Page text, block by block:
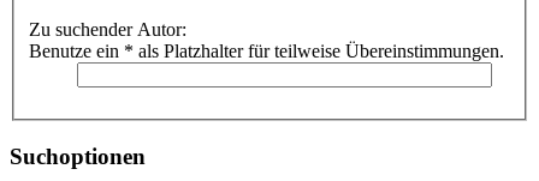
Zu suchender Autor:
Benutze ein * als Platzhalter für teilweise Übereinstimmungen.
Suchoptionen